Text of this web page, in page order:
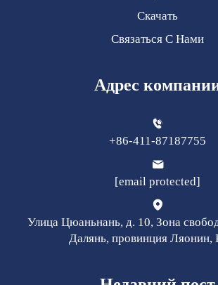
Скачать
Связаться С Нами
Адрес
+86-411-87187755
[email protected]
Улица Цюаньнань, д. 10, Зона
Далянь, провинция Ляонин,